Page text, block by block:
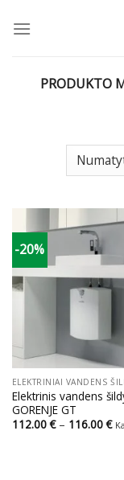
PRODUKTO
-20%
ELEKTRINIAI VANDENS
Elektrinis vandens
GORENJE GT
112.00€ – 116.00€